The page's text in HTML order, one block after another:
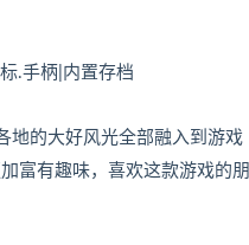
.手柄|内置存档
地的大好风光全部融入到游戏
富有趣味，喜欢这款游戏的朋